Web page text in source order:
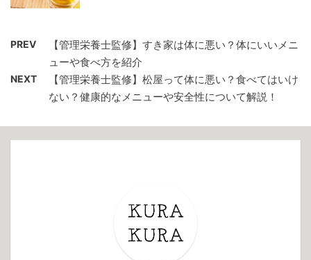
PREV
【管理栄養士監修】すき家は体に悪い？体にいいメニ
ューや食べ方を紹介
NEXT
【管理栄養士監修】松屋って体に悪い？食べてはいけ
ない？健康的なメニューや安全性について解説！